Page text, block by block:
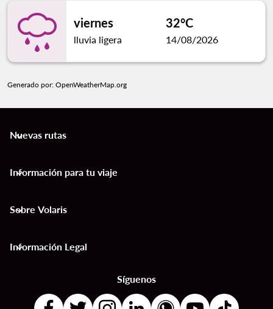
viernes
lluvia ligera
32°C
14/08/2026
Generado por: OpenWeatherMap.org
Nuevas rutas
keyboard_arrow_down
Información para tu viaje
keyboard_arrow_down
Sobre Volaris
keyboard_arrow_down
Información Legal
keyboard_arrow_down
Síguenos